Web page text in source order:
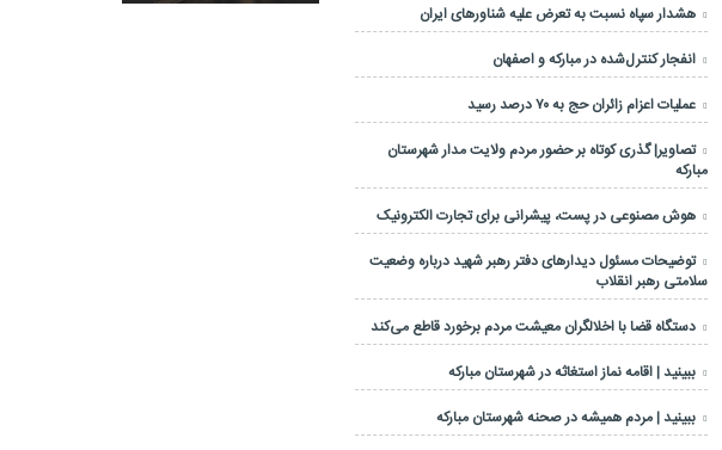
هشدار سپاه نسبت به تعرض علیه شناورهای ایران
انفجار کنترل‌شده در مبارکه و اصفهان
عملیات اعزام زائران حج به ۷۰ درصد رسید
تصاویر| گذری کوتاه بر حضور مردم ولایت مدار شهرستان
مبارکه
هوش مصنوعی در پست، پیشرانی برای تجارت الکترونیک
توضیحات مسئول دیدارهای دفتر رهبر شهید درباره وضعیت
سلامتی رهبر انقلاب
دستگاه قضا با اخلالگران معیشت مردم برخورد قاطع می‌کند
ببینید | اقامه نماز استغاثه در شهرستان مبارکه
ببینید | مردم همیشه در صحنه شهرستان مبارکه